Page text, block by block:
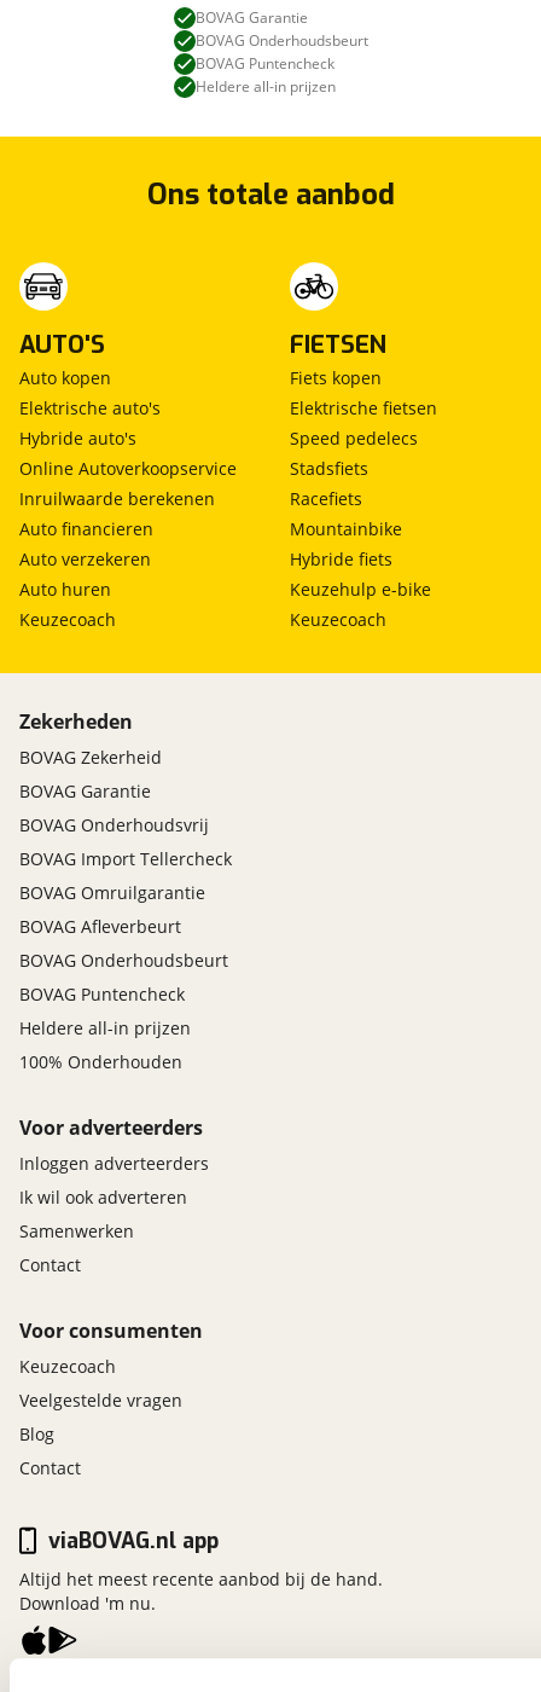
BOVAG Garantie
BOVAG Onderhoudsbeurt
BOVAG Puntencheck
Heldere all-in prijzen
Ons totale aanbod
AUTO'S
Auto kopen
Elektrische auto's
Hybride auto's
Online Autoverkoopservice
Inruilwaarde berekenen
Auto financieren
Auto verzekeren
Auto huren
Keuzecoach
FIETSEN
Fiets kopen
Elektrische fietsen
Speed pedelecs
Stadsfiets
Racefiets
Mountainbike
Hybride fiets
Keuzehulp e-bike
Keuzecoach
Zekerheden
BOVAG Zekerheid
BOVAG Garantie
BOVAG Onderhoudsvrij
BOVAG Import Tellercheck
BOVAG Omruilgarantie
BOVAG Afleverbeurt
BOVAG Onderhoudsbeurt
BOVAG Puntencheck
Heldere all-in prijzen
100% Onderhouden
Voor adverteerders
Inloggen adverteerders
Ik wil ook adverteren
Samenwerken
Contact
Voor consumenten
Keuzecoach
Veelgestelde vragen
Blog
Contact
viaBOVAG.nl app
Altijd het meest recente aanbod bij de hand.
Download 'm nu.